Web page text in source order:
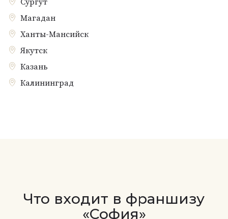
Сургут
Магадан
Ханты-Мансийск
Якутск
Казань
Калининград
Что входит в франшизу
«София»